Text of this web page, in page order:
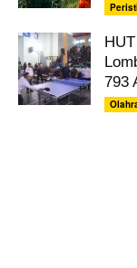
793